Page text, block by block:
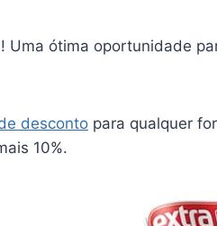
! Uma ótima oportunidade
desconto para qualquer
10%.